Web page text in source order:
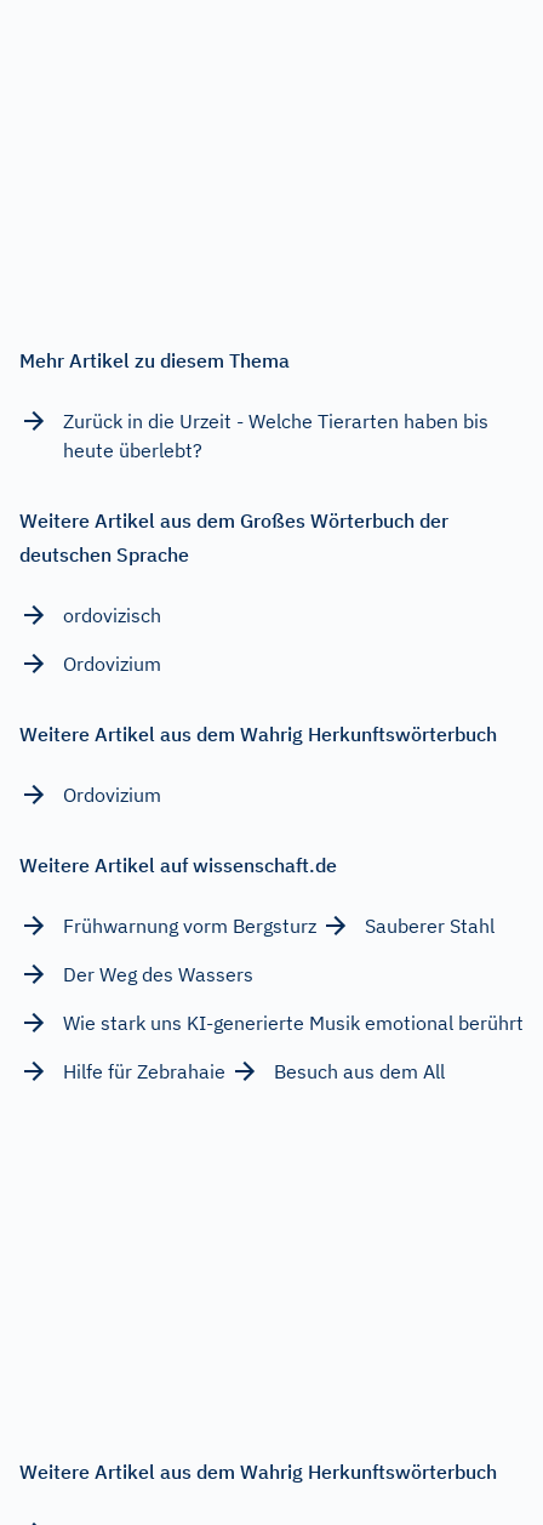
Mehr Artikel zu diesem Thema
Zurück in die Urzeit - Welche Tierarten haben bis
heute überlebt?
Weitere Artikel aus dem Großes Wörterbuch der
deutschen Sprache
ordovizisch
Ordovizium
Weitere Artikel aus dem Wahrig Herkunftswörterbuch
Ordovizium
Weitere Artikel auf wissenschaft.de
Frühwarnung vorm Bergsturz
Sauberer Stahl
Der Weg des Wassers
Wie stark uns KI-generierte Musik emotional berührt
Hilfe für Zebrahaie
Besuch aus dem All
Weitere Artikel aus dem Wahrig Herkunftswörterbuch